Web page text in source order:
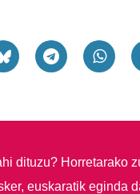
dituzu? Horretarako
euskaratik eginda